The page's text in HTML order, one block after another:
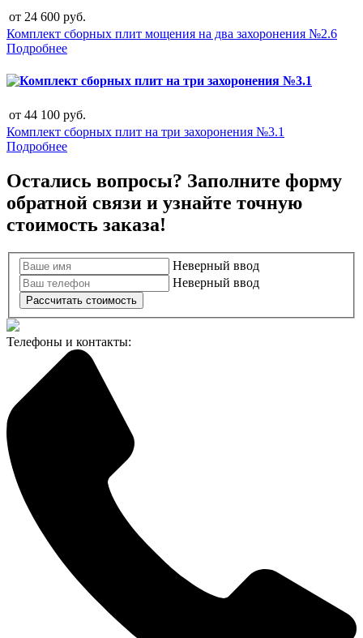
от 24 600 руб.
Комплект сборных плит мощения на два захоронения №2.6
Подробнее
от 44 100 руб.
Комплект сборных плит на три захоронения №3.1
Подробнее
Остались вопросы? Заполните форму
обратной связи и узнайте точную
стоимость заказа!
Неверный ввод
Неверный ввод
Рассчитать стоимость
Телефоны и контакты: